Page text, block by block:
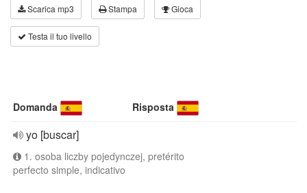
Scarica mp3 Stampa Gioca
Testa il tuo livello
Domanda Risposta
yo [buscar]
1. osoba liczby pojedynczej, pretérito
perfecto simple, indicativo